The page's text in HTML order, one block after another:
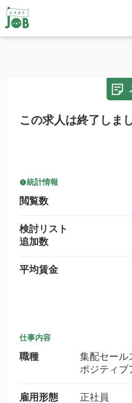
この求人は終了しまし
統計情報
閲覧数
検討リスト
追加数
平均賃金
仕事内容
職種
集配セール
ポジティブ
雇用形態 正社員